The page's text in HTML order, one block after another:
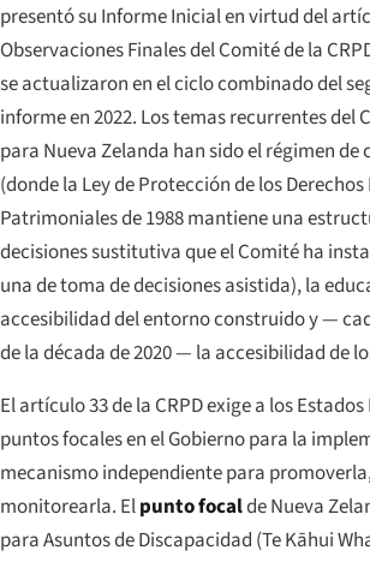
presentó su Informe Inicial en virtud del
Observaciones Finales del Comité de la
se actualizaron en el ciclo combinado del
informe en 2022. Los temas recurrentes del
para Nueva Zelanda han sido el régimen
(donde la Ley de Protección de los
Patrimoniales de 1988 mantiene una
decisiones sustitutiva que el Comité ha
una de toma de decisiones asistida), la
accesibilidad del entorno construido y —
de la década de 2020 — la accesibilidad de
El artículo 33 de la CRPD exige a los
puntos focales en el Gobierno para la
mecanismo independiente para
monitorearla. Elpunto focalde Nueva
para Asuntos de Discapacidad (Te Kāhui